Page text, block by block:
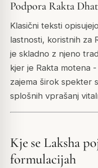
Podpora Rakta
Klasični teksti
lastnosti, koristnih za
je skladno z njeno
kjer je Rakta motena
zajema širok spekter
splošnih vprašanj
Kje se Laksha
formulacijah